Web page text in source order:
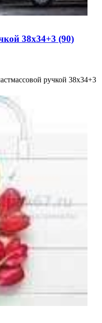
38х34+3 (90)
ручкой 38х34+3